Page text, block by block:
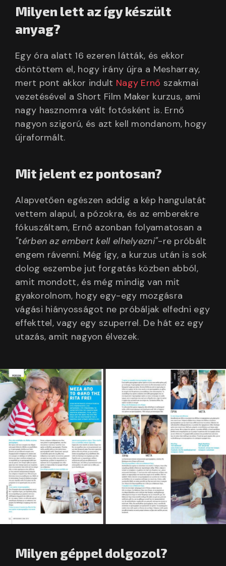
Milyen lett az így készült
anyag?
Egy óra alatt 16 ezeren látták, és ekkor
döntöttem el, hogy irány újra a Mesharray,
mert pont akkor indult Nagy Ernő szakmai
vezetésével a Short Film Maker kurzus, ami
nagy hasznomra vált fotósként is. Ernő
nagyon szigorú, és azt kell mondanom, hogy
újraformált.
Mit jelent ez pontosan?
Alapvetően egészen addig a kép hangulatát
vettem alapul, a pózokra, és az emberekre
fókuszáltam, Ernő azonban folyamatosan a
"térben az embert kell elhelyezni"-re próbált
engem rávenni. Még így, a kurzus után is sok
dolog eszembe jut forgatás közben abból,
amit mondott, és még mindig van mit
gyakorolnom, hogy egy-egy mozgásra
vágási hiányosságot ne próbáljak elfedni egy
effekttel, vagy egy szuperrel. De hát ez egy
utazás, amit nagyon élvezek.
Milyen géppel dolgozol?